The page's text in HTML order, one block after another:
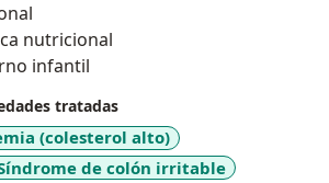
nutricional
infantil
tratadas
(colesterol alto)
de colón irritable